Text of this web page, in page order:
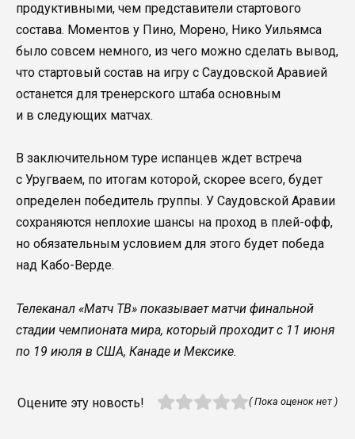
продуктивными, чем представители стартового
состава. Моментов у Пино, Морено, Нико Уильямса
было совсем немного, из чего можно сделать вывод,
что стартовый состав на игру с Саудовской Аравией
останется для тренерского штаба основным
и в следующих матчах.
В заключительном туре испанцев ждет встреча
с Уругваем, по итогам которой, скорее всего, будет
определен победитель группы. У Саудовской Аравии
сохраняются неплохие шансы на проход в плей-офф,
но обязательным условием для этого будет победа
над Кабо-Верде.
Телеканал «Матч ТВ» показывает матчи финальной
стадии чемпионата мира, который проходит с 11 июня
по 19 июля в США, Канаде и Мексике.
Оцените эту новость! ( Пока оценок нет )